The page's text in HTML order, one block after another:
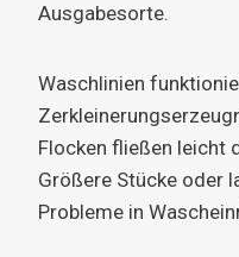
Ausgabesorte.
Waschlinien
Flocken fließen leicht
Größere Stücke oder
Probleme in